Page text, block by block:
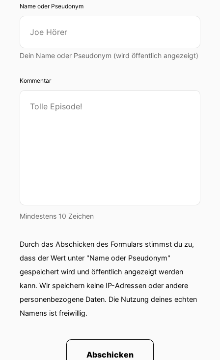
Name oder Pseudonym
Dein Name oder Pseudonym (wird öffentlich angezeigt)
Kommentar
Mindestens 10 Zeichen
Durch das Abschicken des Formulars stimmst du zu,
dass der Wert unter "Name oder Pseudonym"
gespeichert wird und öffentlich angezeigt werden
kann. Wir speichern keine IP-Adressen oder andere
personenbezogene Daten. Die Nutzung deines echten
Namens ist freiwillig.
Abschicken